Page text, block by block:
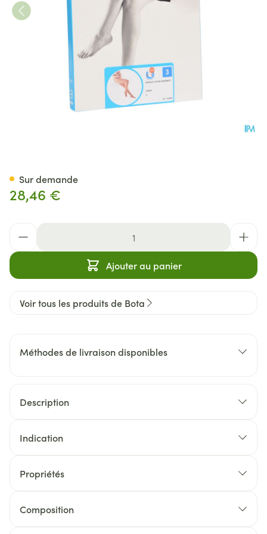
28,46 €
Ajouter au panier
Sur demande
Voir tous les produits de Bota
Méthodes de livraison disponibles
Description
Indication
Propriétés
Composition